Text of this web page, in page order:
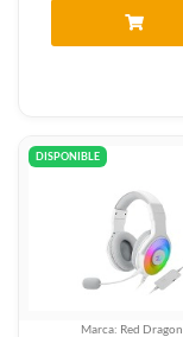
DISPONIBLE
Marca: Red Dragon